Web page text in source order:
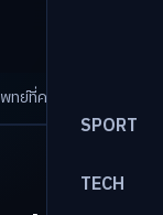
SPORT
TECH
กเบี้ยขาขึ้นรอบใหม่! จั